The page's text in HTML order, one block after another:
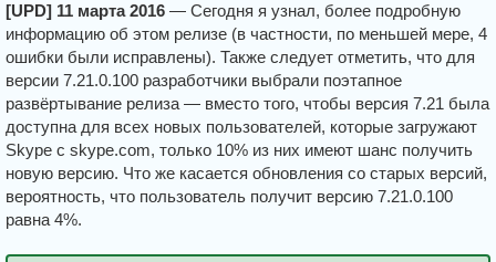
[UPD] 11 марта 2016 — Сегодня я узнал, более подробную
информацию об этом релизе (в частности, по меньшей мере, 4
ошибки были исправлены). Также следует отметить, что для
версии 7.21.0.100 разработчики выбрали поэтапное
развёртывание релиза — вместо того, чтобы версия 7.21 была
доступна для всех новых пользователей, которые загружают
Skype с skype.com, только 10% из них имеют шанс получить
новую версию. Что же касается обновления со старых версий,
вероятность, что пользователь получит версию 7.21.0.100
равна 4%.